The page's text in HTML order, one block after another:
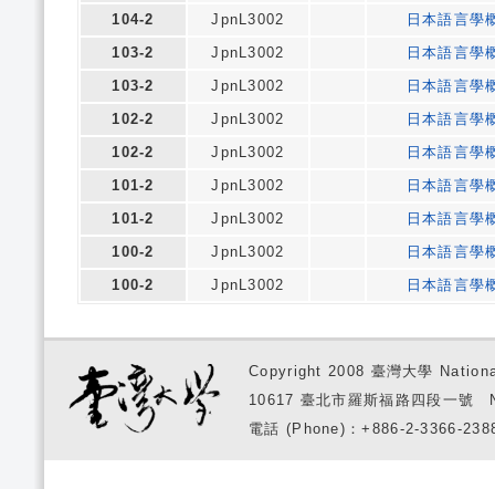
104-2
JpnL3002
日本語言學
103-2
JpnL3002
日本語言學
103-2
JpnL3002
日本語言學
102-2
JpnL3002
日本語言學
102-2
JpnL3002
日本語言學
101-2
JpnL3002
日本語言學
101-2
JpnL3002
日本語言學
100-2
JpnL3002
日本語言學
100-2
JpnL3002 日本語言學
Copyright 2008 臺灣大學
10617 臺北市羅斯福路四段一
電話 (Phone)：+886-2-3366-